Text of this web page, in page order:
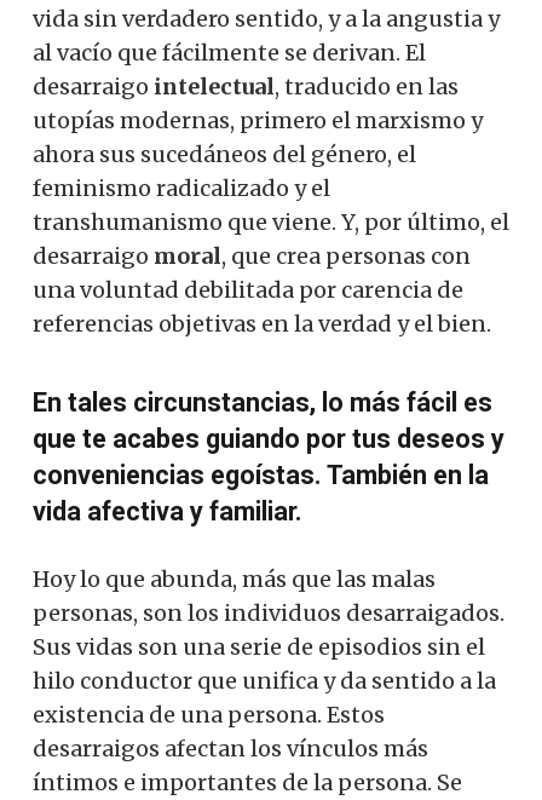
vida sin verdadero sentido, y a la angustia y
al vacío que fácilmente se derivan. El
desarraigo intelectual, traducido en las
utopías modernas, primero el marxismo y
ahora sus sucedáneos del género, el
feminismo radicalizado y el
transhumanismo que viene. Y, por último, el
desarraigo moral, que crea personas con
una voluntad debilitada por carencia de
referencias objetivas en la verdad y el bien.
En tales circunstancias, lo más fácil es
que te acabes guiando por tus deseos y
conveniencias egoístas. También en la
vida afectiva y familiar.
Hoy lo que abunda, más que las malas
personas, son los individuos desarraigados.
Sus vidas son una serie de episodios sin el
hilo conductor que unifica y da sentido a la
existencia de una persona. Estos
desarraigos afectan los vínculos más
íntimos e importantes de la persona. Se